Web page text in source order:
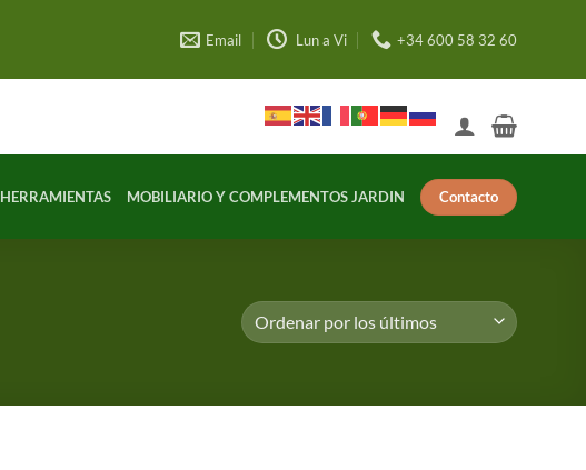
Email Lun a Vi +34 600 58 32 60
HERRAMIENTAS MOBILIARIO Y COMPLEMENTOS JARDIN Contacto